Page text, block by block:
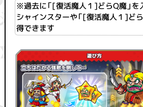
※過去に「[復活魔人１]どらQ魔」を
シャインスターや「[復活魔人１]ど
得できます